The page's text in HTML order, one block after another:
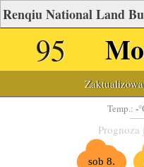
95
Temp.: -
Prognoza
sob 8.